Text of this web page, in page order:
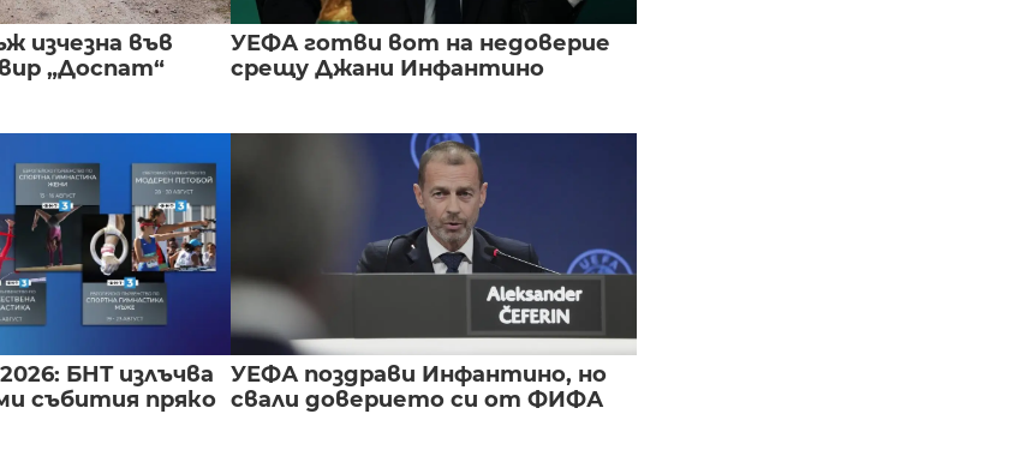
изчезна във
„Доспат“
УЕФА готви вот на недоверие
срещу Джани Инфантино
БНТ излъчва
събития пряко
УЕФА поздрави Инфантино, но
свали доверието си от ФИФА